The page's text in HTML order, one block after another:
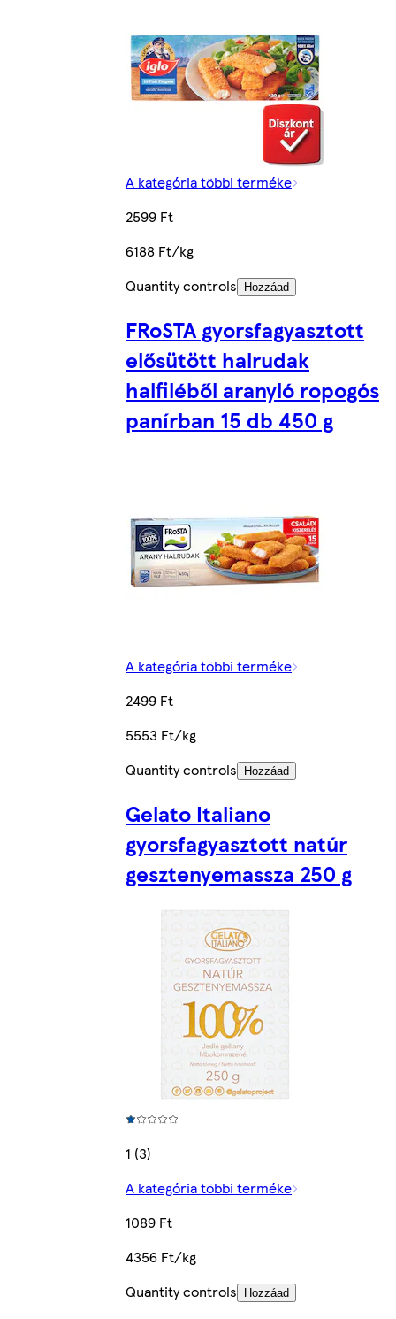
A kategória többi terméke
2599 Ft
6188 Ft/kg
Quantity controls
Hozzáad
FRoSTA gyorsfagyasztott
elősütött halrudak
halfiléből aranyló ropogós
panírban 15 db 450 g
A kategória többi terméke
2499 Ft
5553 Ft/kg
Quantity controls
Hozzáad
Gelato Italiano
gyorsfagyasztott natúr
gesztenyemassza 250 g
1 (3)
A kategória többi terméke
1089 Ft
4356 Ft/kg
Quantity controls
Hozzáad